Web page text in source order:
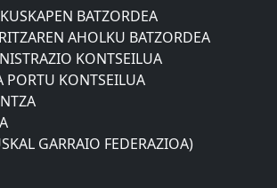
BATZORDEA
AHOLKU BATZORDEA
KONTSEILUA
PORTU KONTSEILUA
GARRAIO FEDERAZIOA)